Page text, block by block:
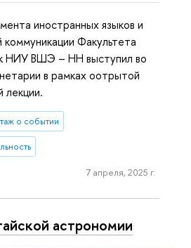
иностранных языков и
Факультета
НИУ ВШЭ – НН выступил во
в рамках оотрытой
лекции.
о событии
7 апреля, 2025 г.
астрономии